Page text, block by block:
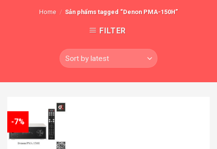
Home / Sản phẩms tagged “Denon PMA-150H”
FILTER
-7%